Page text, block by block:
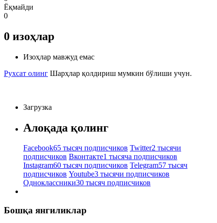
Ёқмайди
0
0 изоҳлар
Изоҳлар мавжуд емас
Рухсат олинг Шарҳлар қолдириш мумкин бўлиши учун.
Загрузка
Алоқада қолинг
Facebook65 тысяч подписчиков Twitter2 тысячи
подписчиков Вконтакте1 тысяча подписчиков
Instagram60 тысяч подписчиков Telegram57 тысяч
подписчиков Youtube3 тысячи подписчиков
Одноклассники30 тысяч подписчиков
Бошқа янгиликлар